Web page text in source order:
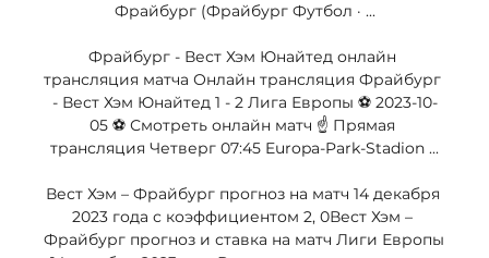
Фрайбург (Фрайбург Футбол · ...
Фрайбург - Вест Хэм Юнайтед онлайн
трансляция матча Онлайн трансляция Фрайбург
- Вест Хэм Юнайтед 1 - 2 Лига Европы ⚽ 2023-10-
05 ⚽ Смотреть онлайн матч ☝ Прямая
трансляция Четверг 07:45 Europa-Park-Stadion ...
Вест Хэм – Фрайбург прогноз на матч 14 декабря
2023 года с коэффициентом 2, 0Вест Хэм –
Фрайбург прогноз и ставка на матч Лиги Европы